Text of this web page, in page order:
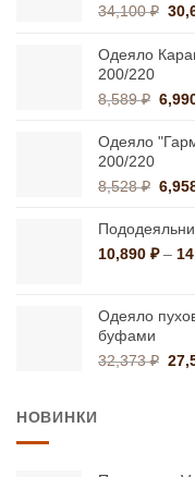
34,100₽
Одеяло
200/220
8,589₽
Одеяло
200/220
8,528₽
10,890 ₽ –
Одеяло
буфами
32,373₽
НОВИНКИ